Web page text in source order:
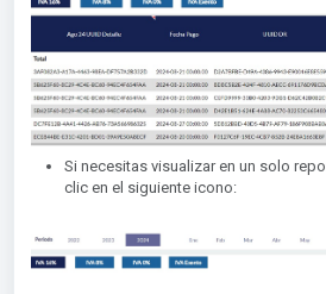
Si necesitas visualizar en un solo
clic en el siguiente icono: